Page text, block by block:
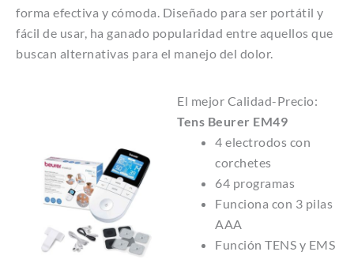
forma efectiva y cómoda. Diseñado para ser portátil y
fácil de usar, ha ganado popularidad entre aquellos que
buscan alternativas para el manejo del dolor.
El mejor Calidad-Precio:
Tens Beurer EM49
4 electrodos con
corchetes
64 programas
Funciona con 3 pilas
AAA
Función TENS y EMS